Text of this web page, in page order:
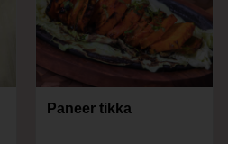
Paneer tikka